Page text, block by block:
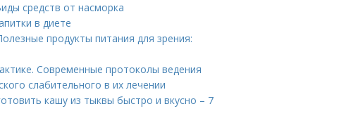
средств от насморка
в диете
продукты питания для зрения:
Современные протоколы ведения
слабительного в их лечении
кашу из тыквы быстро и вкусно – 7